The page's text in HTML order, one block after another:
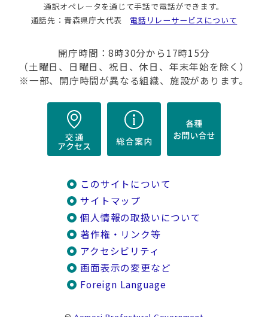
通訳オペレータを通じて手話で電話ができます。
通話先：青森県庁大代表 電話リレーサービスについて
開庁時間：8時30分から17時15分
（土曜日、日曜日、祝日、休日、年末年始を除く）
※一部、開庁時間が異なる組織、施設があります。
このサイトについて
サイトマップ
個人情報の取扱いについて
著作権・リンク等
アクセシビリティ
画面表示の変更など
Foreign Language